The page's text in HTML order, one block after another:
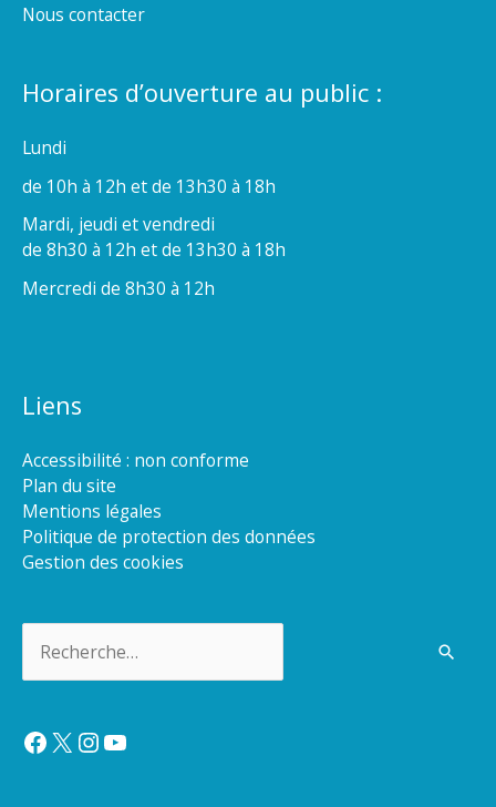
Nous contacter
Horaires d’ouverture au public :
Lundi
de 10h à 12h et de 13h30 à 18h
Mardi, jeudi et vendredi
de 8h30 à 12h et de 13h30 à 18h
Mercredi de 8h30 à 12h
Liens
Accessibilité : non conforme
Plan du site
Mentions légales
Politique de protection des données
Gestion des cookies
Facebook
X Instagram
YouTube